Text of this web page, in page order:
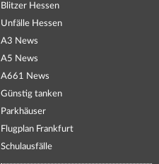
Blitzer Hessen
Unfälle Hessen
A3 News
A5 News
A661 News
Günstig tanken
Parkhäuser
Flugplan Frankfurt
Schulausfälle